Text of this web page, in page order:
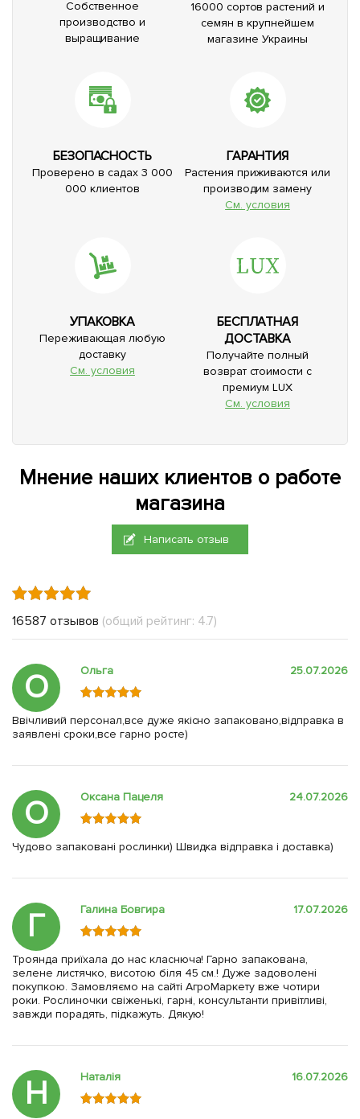
Собственное
производство и
выращивание
16000 сортов растений и
семян в крупнейшем
магазине Украины
БЕЗОПАСНОСТЬ
Проверено в садах 3 000
000 клиентов
ГАРАНТИЯ
Растения приживаются или
производим замену
См. условия
УПАКОВКА
Переживающая любую
доставку
См. условия
БЕСПЛАТНАЯ
ДОСТАВКА
Получайте полный
возврат стоимости с
премиум LUX
См. условия
Мнение наших клиентов о работе
магазина
Написать отзыв
16587 отзывов (общий рейтинг: 4.7)
О Ольга 25.07.2026
Ввічливий персонал,все дуже якісно запаковано,відправка в
заявлені сроки,все гарно росте)
О Оксана Пацеля 24.07.2026
Чудово запаковані рослинки) Швидка відправка і доставка)
Г Галина Бовгира 17.07.2026
Троянда приїхала до нас класнюча! Гарно запакована,
зелене листячко, висотою біля 45 см.! Дуже задоволені
покупкою. Замовляємо на сайті АгроМаркету вже чотири
роки. Рослиночки свіженькі, гарні, консультанти привітливі,
завжди порадять, підкажуть. Дякую!
Н Наталія 16.07.2026